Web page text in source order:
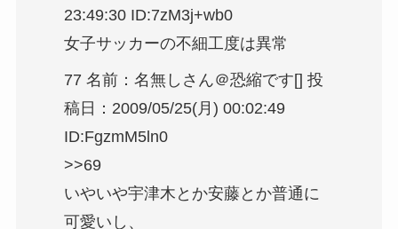
23:49:30 ID:7zM3j+wb0
女子サッカーの不細工度は異常
77 名前：名無しさん＠恐縮です[] 投
稿日：2009/05/25(月) 00:02:49
ID:FgzmM5ln0
>>69
いやいや宇津木とか安藤とか普通に
可愛いし、